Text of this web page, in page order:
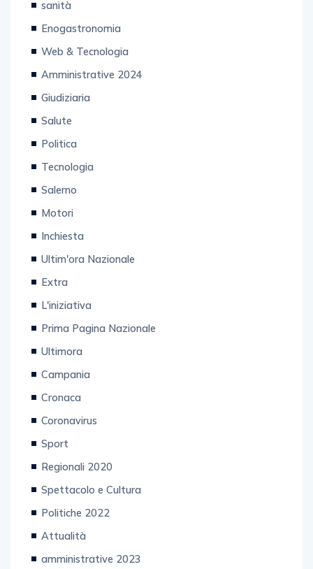
sanità
Enogastronomia
Web & Tecnologia
Amministrative 2024
Giudiziaria
Salute
Politica
Tecnologia
Salerno
Motori
Inchiesta
Ultim'ora Nazionale
Extra
L'iniziativa
Prima Pagina Nazionale
Ultimora
Campania
Cronaca
Coronavirus
Sport
Regionali 2020
Spettacolo e Cultura
Politiche 2022
Attualità
amministrative 2023